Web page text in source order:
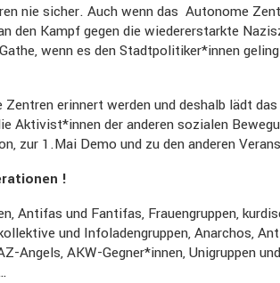
nie sicher. Auch wenn das Autonome
den Kampf gegen die wieder­erstarkte
wenn es den Stadtpolitiker*innen
erinnert werden und deshalb lädt
Aktivist*innen der anderen sozialen
zur 1.Mai Demo und zu den anderen
!
Antifas und Fantifas, Frauen­gruppen,
und Infola­den­gruppen, Anarchos,
Angels, AKW-Gegner*innen, Unigruppen